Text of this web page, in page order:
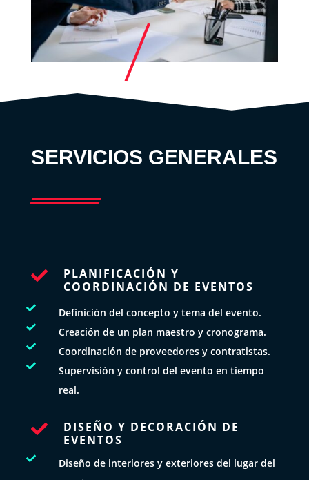
SERVICIOS GENERALES

PLANIFICACIÓN Y
COORDINACIÓN DE EVENTOS
 Definición del concepto y tema del evento.
 Creación de un plan maestro y cronograma.
 Coordinación de proveedores y contratistas.

Supervisión y control del evento en tiempo
real.

DISEÑO Y DECORACIÓN DE
EVENTOS

Diseño de interiores y exteriores del lugar del